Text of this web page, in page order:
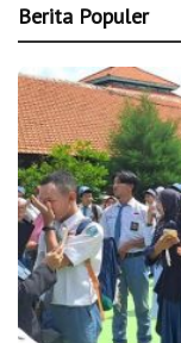
Berita Populer